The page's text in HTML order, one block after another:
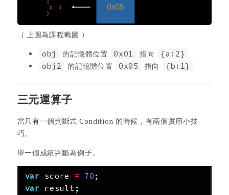
（ 上圖為課程截圖 ）
obj
的記憶體位置 0x01 指向
{a:2}
obj2
的記憶體位置 0x05 指向 {b:1}
三元運算子
當只有一個判斷式 Condition 的時候，有兩個實用小技
巧。
舉一個成績判斷為例子。
var score = 70 ;
var result ;